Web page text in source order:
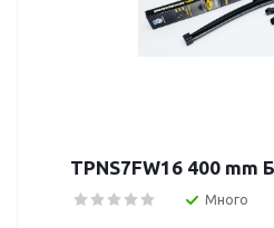
TPNS7FW16 400 mm
Много